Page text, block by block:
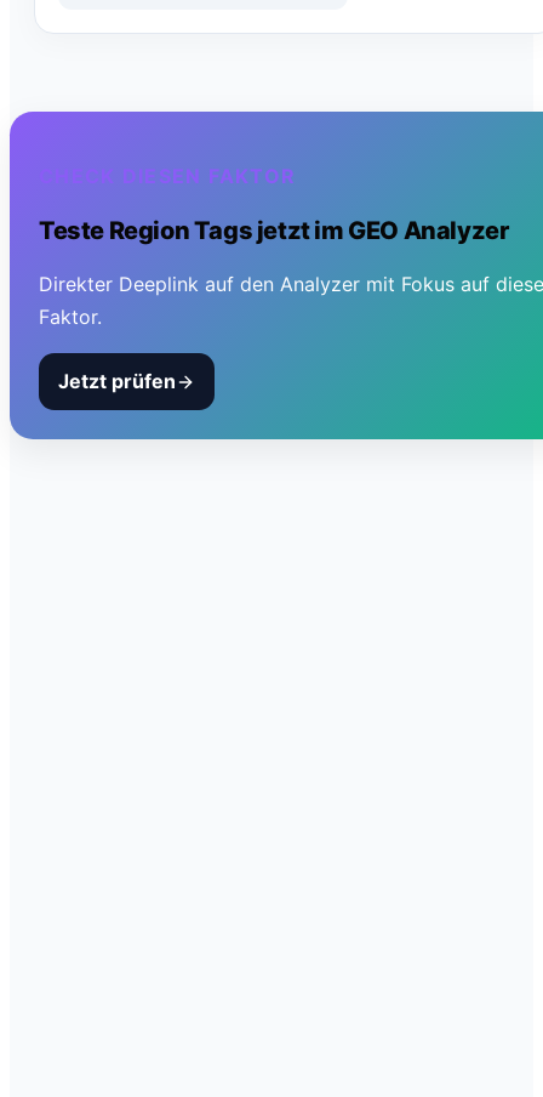
CHECK DIESEN FAKTOR
Teste Region Tags jetzt im GEO Analyzer
Direkter Deeplink auf den Analyzer mit Fokus auf
Faktor.
Jetzt prüfen